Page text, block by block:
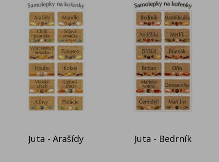
Juta - Arašídy Juta - Bedrník